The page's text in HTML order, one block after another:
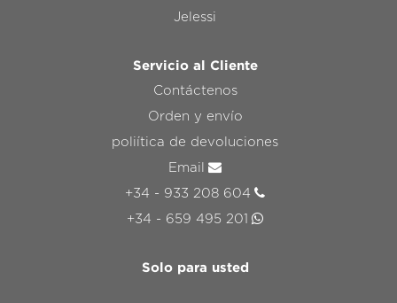
Jelessi
Servicio al Cliente
Contáctenos
Orden y envío
poliítica de devoluciones
Email
+34 - 933 208 604
+34 - 659 495 201
Solo para usted